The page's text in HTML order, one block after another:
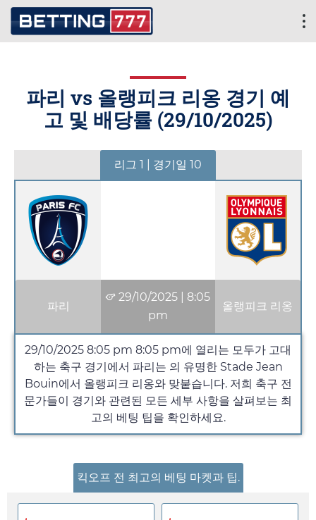
파리 vs 올랭피크 리옹 경기 예
고 및 배당률 (29/10/2025)
리그 1 | 경기일 10
파리
29/10/2025
8:05
pm
올랭피크 리옹
29/10/2025 8:05 pm 8:05 pm에 열리는 모두가 고대
하는 축구 경기에서 파리는 의 유명한 Stade Jean
Bouin에서 올랭피크 리옹와 맞붙습니다. 저희 축구 전
문가들이 경기와 관련된 모든 세부 사항을 살펴보는 최
고의 베팅 팁을 확인하세요.
킥오프 전 최고의 베팅 마켓과 팁.